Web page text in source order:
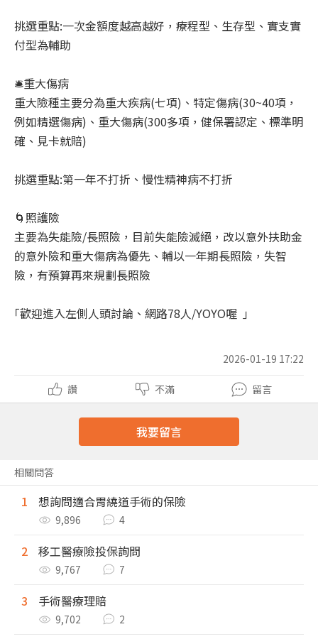
挑選重點:一次金額度越高越好，療程型、生存型、實支實
付型為輔助
🛎️重大傷病
重大險種主要分為重大疾病(七項)、特定傷病(30~40項，
例如精選傷病)、重大傷病(300多項，健保署認定、標準明
確、見卡就賠)
挑選重點:第一年不打折、慢性精神病不打折
🌀照護險
主要為失能險/長照險，目前失能險滅絕，改以意外扶助金
的意外險和重大傷病為優先、輔以一年期長照險，失智
險，有預算再來規劃長照險
｢歡迎進入左側人頭討論、網路78人/YOYO喔 ｣
2026-01-19 17:22
讚 不滿 留言
我要留言
相關問答
1 想詢問適合胃繞道手術的保險
9,896 4
2 移工醫療險投保詢問
9,767 7
3 手術醫療理賠
9,702 2